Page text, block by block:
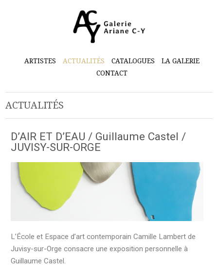
ARTISTES ACTUALITÉS CATALOGUES
LA GALERIE
CONTACT
ACTUALITÉS
D’AIR ET D’EAU / Guillaume Castel /
JUVISY-SUR-ORGE
L’École et Espace d’art contemporain Camille Lambert de
Juvisy-sur-Orge consacre une exposition personnelle à
Guillaume Castel.